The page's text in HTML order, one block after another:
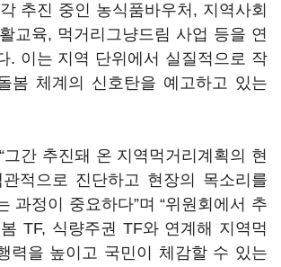
추진 중인 농식품바우처, 지역사회
교육, 먹거리그냥드림 사업 등을 연
. 이는 지역 단위에서 실질적으로 작
봄 체계의 신호탄을 예고하고 있는
그간 추진돼 온 지역먹거리계획의 현
적으로 진단하고 현장의 목소리를
과정이 중요하다”며 “위원회에서 추
TF, 식량주권 TF와 연계해 지역먹
력을 높이고 국민이 체감할 수 있는